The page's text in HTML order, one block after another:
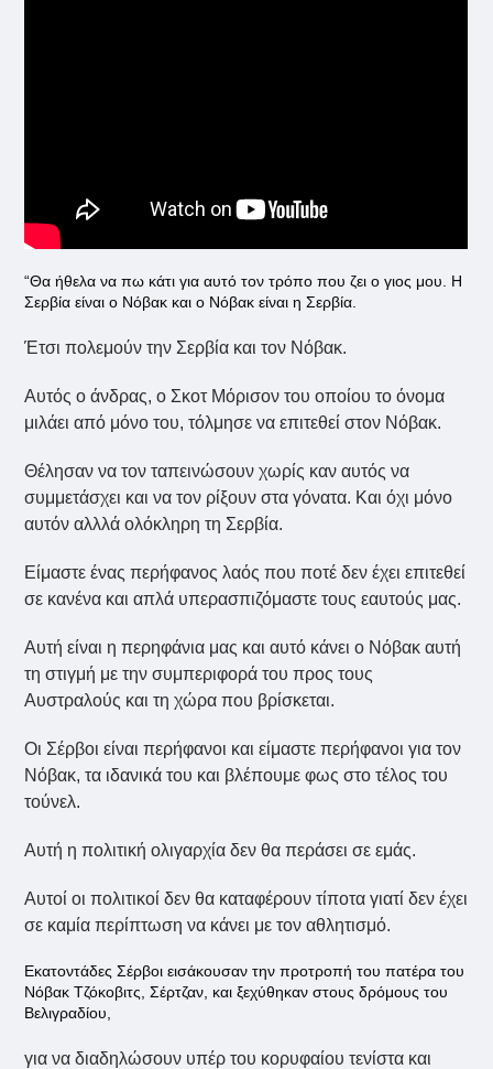
“Θα ήθελα να πω κάτι για αυτό τον τρόπο που ζει ο γιος μου. Η
Σερβία είναι ο Νόβακ και ο Νόβακ είναι η Σερβία.
Έτσι πολεμούν την Σερβία και τον Νόβακ.
Αυτός ο άνδρας, ο Σκοτ Μόρισον του οποίου το όνομα
μιλάει από μόνο του, τόλμησε να επιτεθεί στον Νόβακ.
Θέλησαν να τον ταπεινώσουν χωρίς καν αυτός να
συμμετάσχει και να τον ρίξουν στα γόνατα. Και όχι μόνο
αυτόν αλλλά ολόκληρη τη Σερβία.
Είμαστε ένας περήφανος λαός που ποτέ δεν έχει επιτεθεί
σε κανένα και απλά υπερασπιζόμαστε τους εαυτούς μας.
Αυτή είναι η περηφάνια μας και αυτό κάνει ο Νόβακ αυτή
τη στιγμή με την συμπεριφορά του προς τους
Αυστραλούς και τη χώρα που βρίσκεται.
Οι Σέρβοι είναι περήφανοι και είμαστε περήφανοι για τον
Νόβακ, τα ιδανικά του και βλέπουμε φως στο τέλος του
τούνελ.
Αυτή η πολιτική ολιγαρχία δεν θα περάσει σε εμάς.
Αυτοί οι πολιτικοί δεν θα καταφέρουν τίποτα γιατί δεν έχει
σε καμία περίπτωση να κάνει με τον αθλητισμό.
Εκατοντάδες Σέρβοι εισάκουσαν την προτροπή του πατέρα του
Νόβακ Τζόκοβιτς, Σέρτζαν, και ξεχύθηκαν στους δρόμους του
Βελιγραδίου,
για να διαδηλώσουν υπέρ του κορυφαίου τενίστα και